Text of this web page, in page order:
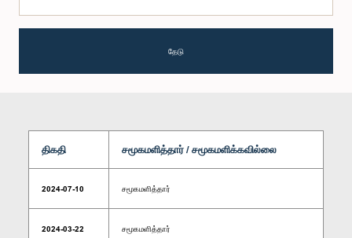
தேடு
திகதி சமூகமளித்தார் / சமூகமளிக்கவில்லை
2024-07-10 சமூகமளித்தார்
2024-03-22 சமூகமளித்தார்